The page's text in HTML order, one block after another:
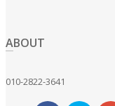
ABOUT
010-2822-3641